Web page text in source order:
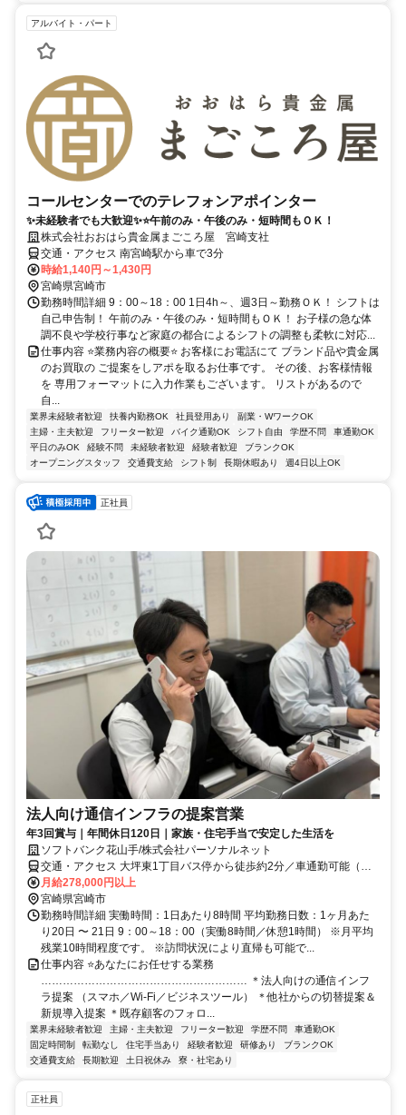
アルバイト・パート
コールセンターでのテレフォンアポインター
✨未経験者でも大歓迎✨⭐午前のみ・午後のみ・短時間もＯＫ！
株式会社おおはら貴金属まごころ屋 宮崎支社
交通・アクセス 南宮崎駅から車で3分
時給1,140円～1,430円
宮崎県宮崎市
勤務時間詳細 9：00～18：00 1日4h～、週3日～勤務ＯＫ！ シフトは
自己申告制！ 午前のみ・午後のみ・短時間もＯＫ！ お子様の急な体
調不良や学校行事など家庭の都合によるシフトの調整も柔軟に対応...
仕事内容 ⭐業務内容の概要⭐ お客様にお電話にて ブランド品や貴金属
のお買取の ご提案をしアポを取るお仕事です。 その後、お客様情報
を 専用フォーマットに入力作業もございます。 リストがあるので
自...
業界未経験者歓迎 扶養内勤務OK 社員登用あり
副業・WワークOK
主婦・主夫歓迎
フリーター歓迎 バイク通勤OK シフト自由 学歴不問
車通勤OK
平日のみOK
経験不問 未経験者歓迎 経験者歓迎
ブランクOK
オープニングスタッフ
交通費支給 シフト制 長期休暇あり 週4日以上OK
正社員
法人向け通信インフラの提案営業
年3回賞与｜年間休日120日｜家族・住宅手当で安定した生活を
ソフトバンク花山手/株式会社パーソナルネット
交通・アクセス 大坪東1丁目バス停から徒歩約2分／車通勤可能（駐
車場あり）
月給278,000円以上
宮崎県宮崎市
勤務時間詳細 実働時間：1日あたり8時間 平均勤務日数：1ヶ月あた
り20日 〜 21日 9：00～18：00（実働8時間／休憩1時間） ※月平均
残業10時間程度です。 ※訪問状況により直帰も可能で...
仕事内容 ⭐あなたにお任せする業務
………………………………………………… ＊法人向けの通信インフ
ラ提案 （スマホ／Wi-Fi／ビジネスツール） ＊他社からの切替提案＆
新規導入提案 ＊既存顧客のフォロ...
業界未経験者歓迎 主婦・主夫歓迎 フリーター歓迎 学歴不問
車通勤OK
固定時間制
転勤なし 住宅手当あり 経験者歓迎 研修あり
ブランクOK
交通費支給
長期歓迎 土日祝休み 寮・社宅あり
正社員